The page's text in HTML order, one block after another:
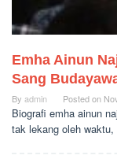
Emha Ainun
Sang
By admin Posted on
Biografi emha ainun
tak lekang oleh